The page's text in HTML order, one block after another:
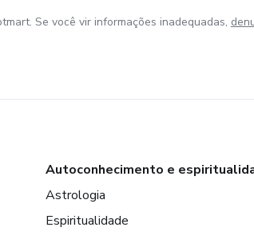
Se você vir informações inadequadas,
Autoconhecimento e
Astrologia
Espiritualidade